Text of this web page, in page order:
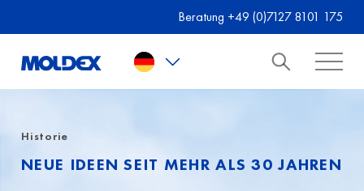
Beratung +49 (0)7127 8101 175
Historie
NEUE IDEEN SEIT MEHR ALS 30 JAHREN